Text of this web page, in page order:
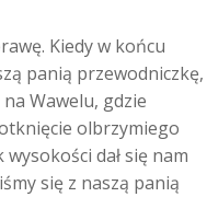
Kiedy w końcu
panią przewodniczkę,
Wawelu, gdzie
olbrzymiego
dał się nam
się z naszą panią